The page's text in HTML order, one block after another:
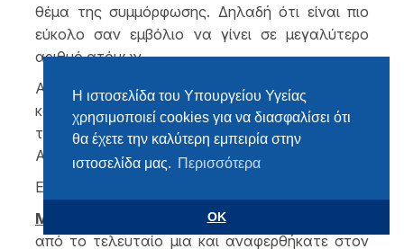
Η ιστοσελίδα του Υπουργείου Υγείας
χρησιμοποιεί cookies για να διασφαλίσει ότι
θα έχετε την καλύτερη εμπειρία στην
ιστοσελίδα μας. Περισσότερα
OK
θέμα της συμμόρφωσης. Δηλαδή ότι είναι πιο
εύκολο σαν εμβόλιο να γίνει σε μεγαλύτερο
αριθμό ατόμων.
Αλλά είναι μια προσωπική του τοποθέτηση, όσο
και αν είναι αξιωματούχος του ΕΜΑ, δεν είναι
του ΕΜΑ που ξέρουμε ότι έχει εγκρίνει το
AstraZeneca για όλες τις ηλικίες.
Ευχαριστώ.
Μ. ΘΕΜΙΣΤΟΚΛΕΟΥΣ:
Ναι, να αρχίσω και εγώ
από το τελευταίο μια και αναφερθήκατε στον